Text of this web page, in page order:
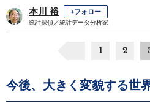
本川 裕 +フォロー
統計探偵／統計データ分析家
1 2
今後、大きく変貌する世